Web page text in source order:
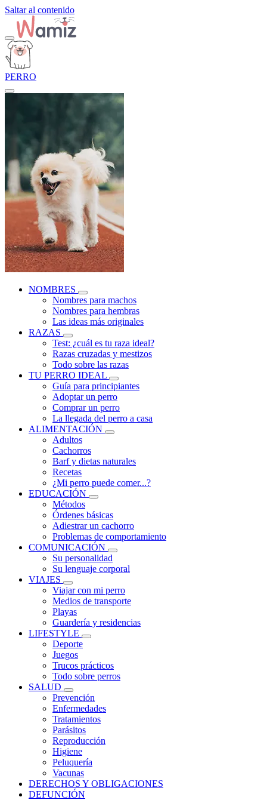
Saltar al contenido
PERRO
NOMBRES
Nombres para machos
Nombres para hembras
Las ideas más originales
RAZAS
Test: ¿cuál es tu raza ideal?
Razas cruzadas y mestizos
Todo sobre las razas
TU PERRO IDEAL
Guía para principiantes
Adoptar un perro
Comprar un perro
La llegada del perro a casa
ALIMENTACIÓN
Adultos
Cachorros
Barf y dietas naturales
Recetas
¿Mi perro puede comer...?
EDUCACIÓN
Métodos
Órdenes básicas
Adiestrar un cachorro
Problemas de comportamiento
COMUNICACIÓN
Su personalidad
Su lenguaje corporal
VIAJES
Viajar con mi perro
Medios de transporte
Playas
Guardería y residencias
LIFESTYLE
Deporte
Juegos
Trucos prácticos
Todo sobre perros
SALUD
Prevención
Enfermedades
Tratamientos
Parásitos
Reproducción
Higiene
Peluquería
Vacunas
DERECHOS Y OBLIGACIONES
DEFUNCIÓN